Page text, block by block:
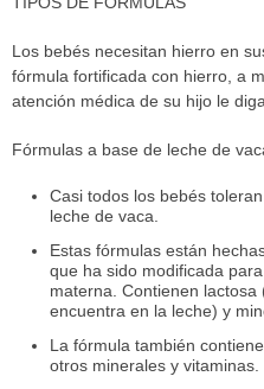
Los bebés necesitan hierro en
fórmula fortificada con hierro, a
atención médica de su hijo le
Fórmulas a base de leche de
Casi todos los bebés
leche de vaca.
Estas fórmulas están
que ha sido modificada
materna. Contienen
encuentra en la leche) y
La fórmula también
otros minerales y vitaminas.